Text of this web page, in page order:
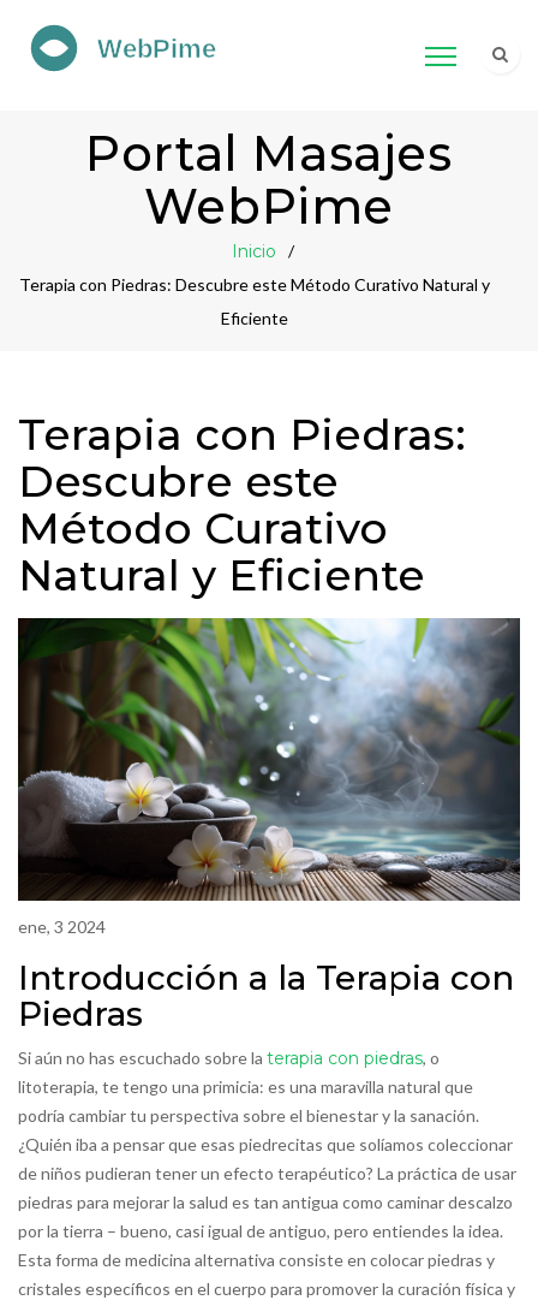
Portal Masajes
WebPime
Inicio
Terapia con Piedras: Descubre este Método Curativo Natural y
Eficiente
Terapia con Piedras:
Descubre este
Método Curativo
Natural y Eficiente
ene, 3 2024
Introducción a la Terapia con
Piedras
Si aún no has escuchado sobre la terapia con piedras, o
litoterapia, te tengo una primicia: es una maravilla natural que
podría cambiar tu perspectiva sobre el bienestar y la sanación.
¿Quién iba a pensar que esas piedrecitas que solíamos coleccionar
de niños pudieran tener un efecto terapéutico? La práctica de usar
piedras para mejorar la salud es tan antigua como caminar descalzo
por la tierra – bueno, casi igual de antiguo, pero entiendes la idea.
Esta forma de medicina alternativa consiste en colocar piedras y
cristales específicos en el cuerpo para promover la curación física y